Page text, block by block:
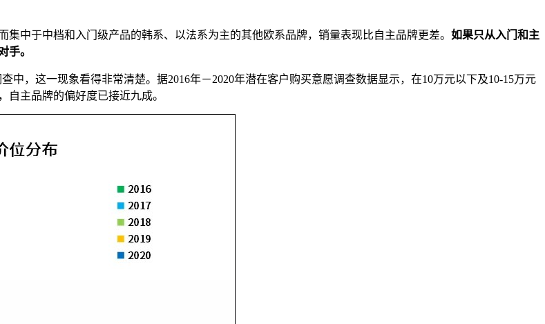
中于中档和入门级产品的韩系、以法系为主的其他欧系品牌，销量表现比自主品牌更差。 如果只从入门和主
手。
中，这一现象看得非常清楚。据2016年－2020年潜在客户购买意愿调查数据显示，在10万元以下及10-15万元
主品牌的偏好度已接近九成。